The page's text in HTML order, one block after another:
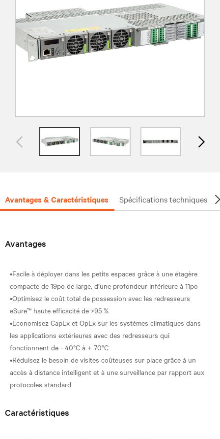
Avantages & Caractéristiques Spécifications techniques
Avantages
•Facile à déployer dans les petits espaces grâce à une étagère
compacte de 19po de large, d’une profondeur inférieure à 11po
•Optimisez le coût total de possession avec les redresseurs
eSure™ haute efficacité de >95 %
•Économisez CapEx et OpEx sur les systèmes climatiques dans
les applications extérieures avec des redresseurs qui
fonctionnent de - 40°C à + 70°C
•Réduisez le besoin de visites coûteuses sur place grâce à un
accès à distance intelligent et à une surveillance par rapport aux
Caractéristiques